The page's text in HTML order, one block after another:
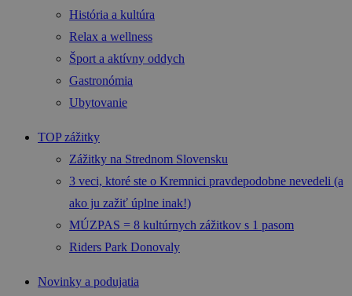
História a kultúra
Relax a wellness
Šport a aktívny oddych
Gastronómia
Ubytovanie
TOP zážitky
Zážitky na Strednom Slovensku
3 veci, ktoré ste o Kremnici pravdepodobne nevedeli (a
ako ju zažiť úplne inak!)
MÚZPAS = 8 kultúrnych zážitkov s 1 pasom
Riders Park Donovaly
Novinky a podujatia